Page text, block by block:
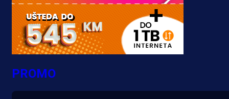
PROMO